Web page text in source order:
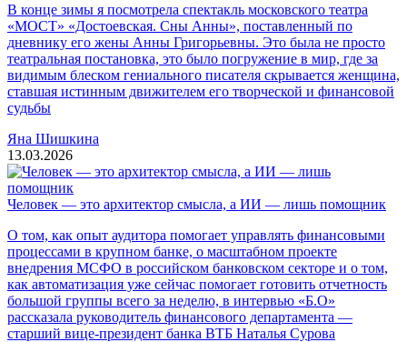
В конце зимы я посмотрела спектакль московского театра
«МОСТ» «Достоевская. Сны Анны», поставленный по
дневнику его жены Анны Григорьевны. Это была не просто
театральная постановка, это было погружение в мир, где за
видимым блеском гениального писателя скрывается женщина,
ставшая истинным движителем его творческой и финансовой
судьбы
Яна Шишкина
13.03.2026
Человек — это архитектор смысла, а ИИ — лишь помощник
О том, как опыт аудитора помогает управлять финансовыми
процессами в крупном банке, о масштабном проекте
внедрения МСФО в российском банковском секторе и о том,
как автоматизация уже сейчас помогает готовить отчетность
большой группы всего за неделю, в интервью «Б.О»
рассказала руководитель финансового департамента —
старший вице-президент банка ВТБ Наталья Сурова